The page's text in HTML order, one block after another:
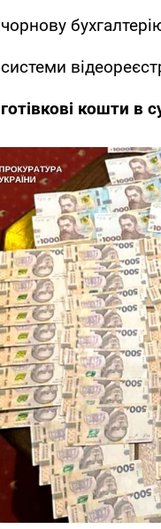
чорнову
системи
готівкові кошти в